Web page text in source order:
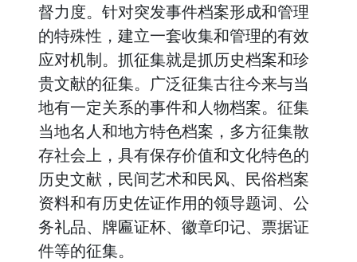
督力度。针对突发事件档案形成和管理
的特殊性，建立一套收集和管理的有效
应对机制。抓征集就是抓历史档案和珍
贵文献的征集。广泛征集古往今来与当
地有一定关系的事件和人物档案。征集
当地名人和地方特色档案，多方征集散
存社会上，具有保存价值和文化特色的
历史文献，民间艺术和民风、民俗档案
资料和有历史佐证作用的领导题词、公
务礼品、牌匾证杯、徽章印记、票据证
件等的征集。